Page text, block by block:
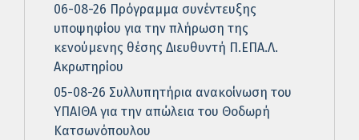
06-08-26 Πρόγραμμα συνέντευξης
υποψηφίου για την πλήρωση της
κενούμενης θέσης Διευθυντή Π.ΕΠΑ.Λ.
Ακρωτηρίου
05-08-26 Συλλυπητήρια ανακοίνωση του
ΥΠΑΙΘΑ για την απώλεια του Θοδωρή
Κατσωνόπουλου